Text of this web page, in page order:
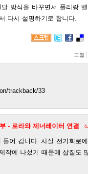
방식을 바꾸면서 풀리랑
다시 설명하기로 합니다.
고철
trackback/33
- 로라와 제너레이터 연결
들어 갑니다. 사실 전기회로
작에 나섰기 때문에 삽질도